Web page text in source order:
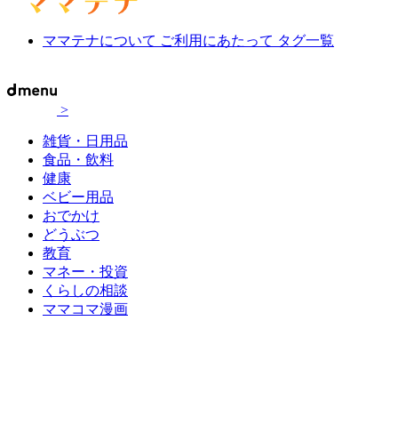
ママテナについて ご利用にあたって タグ一覧
>
雑貨・日用品
食品・飲料
健康
ベビー用品
おでかけ
どうぶつ
教育
マネー・投資
くらしの相談
ママコマ漫画